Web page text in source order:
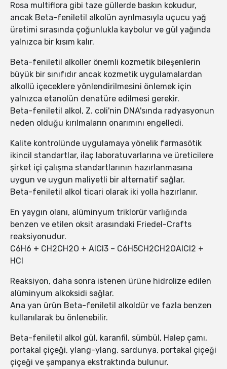
Rosa multiflora gibi taze güllerde baskın kokudur,
ancak Beta-feniletil alkolün ayrılmasıyla uçucu yağ
üretimi sırasında çoğunlukla kaybolur ve gül yağında
yalnızca bir kısım kalır.
Beta-feniletil alkoller önemli kozmetik bileşenlerin
büyük bir sınıfıdır ancak kozmetik uygulamalardan
alkollü içeceklere yönlendirilmesini önlemek için
yalnızca etanolün denatüre edilmesi gerekir.
Beta-feniletil alkol, Z. coli'nin DNA'sında radyasyonun
neden olduğu kırılmaların onarımını engelledi.
Kalite kontrolünde uygulamaya yönelik farmasötik
ikincil standartlar, ilaç laboratuvarlarına ve üreticilere
şirket içi çalışma standartlarının hazırlanmasına
uygun ve uygun maliyetli bir alternatif sağlar.
Beta-feniletil alkol ticari olarak iki yolla hazırlanır.
En yaygın olanı, alüminyum triklorür varlığında
benzen ve etilen oksit arasındaki Friedel-Crafts
reaksiyonudur.
C6H6 + CH2CH2O + AlCl3 – C6H5CH2CH2OAlCl2 +
HCl
Reaksiyon, daha sonra istenen ürüne hidrolize edilen
alüminyum alkoksidi sağlar.
Ana yan ürün Beta-feniletil alkoldür ve fazla benzen
kullanılarak bu önlenebilir.
Beta-feniletil alkol gül, karanfil, sümbül, Halep çamı,
portakal çiçeği, ylang-ylang, sardunya, portakal çiçeği
çiçeği ve şampanya ekstraktında bulunur.